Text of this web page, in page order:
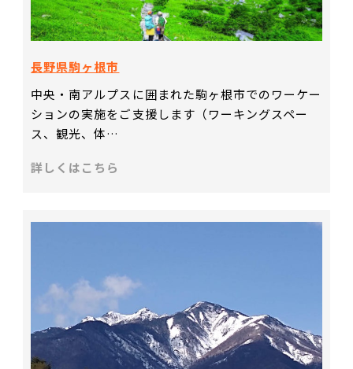
長野県駒ヶ根市
中央・南アルプスに囲まれた駒ヶ根市でのワーケー
ションの実施をご支援します（ワーキングスペー
ス、観光、体…
詳しくはこちら